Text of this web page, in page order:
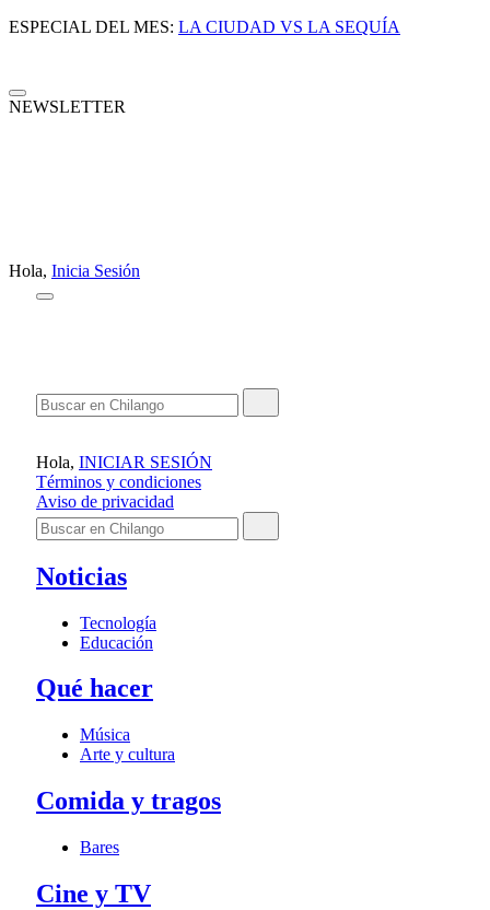
ESPECIAL DEL MES: LA CIUDAD VS LA SEQUÍA
NEWSLETTER
Hola, Inicia Sesión
Hola, INICIAR SESIÓN
Términos y condiciones
Aviso de privacidad
Noticias
Tecnología
Educación
Qué hacer
Música
Arte y cultura
Comida y tragos
Bares
Cine y TV